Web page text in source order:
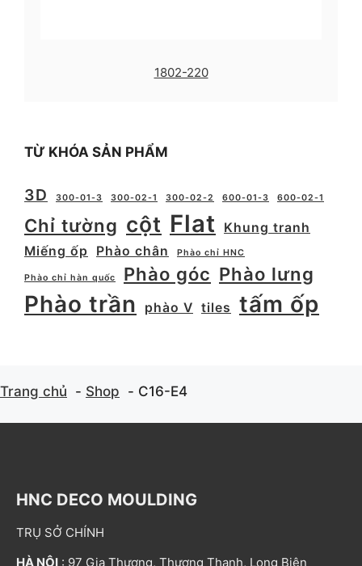
1802-220
TỪ KHÓA SẢN PHẨM
3D 300-01-3 300-02-1 300-02-2 600-01-3 600-02-1
Chỉ tường cột Flat
Khung tranh
Miếng ốp
Phào chân Phào chỉ HNC
Phào chỉ hàn quốc Phào góc Phào lưng
Phào trần phào V tiles tấm ốp
Trang chủ Shop C16-E4
HNC DECO MOULDING
TRỤ SỞ CHÍNH
HÀ NỘI : 97 Gia Thượng, Thượng Thanh, Long Biên